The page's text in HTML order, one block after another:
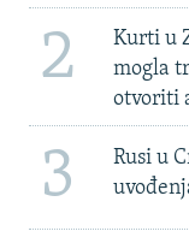
2
Kurti u
mogla
otvoriti
3
Rusi u